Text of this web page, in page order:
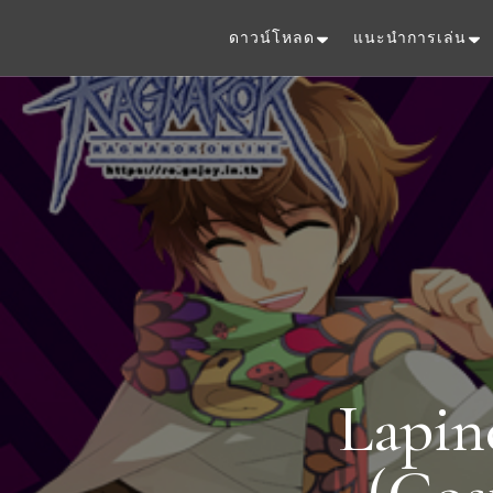
ดาวน์โหลด แนะนำการเล่น